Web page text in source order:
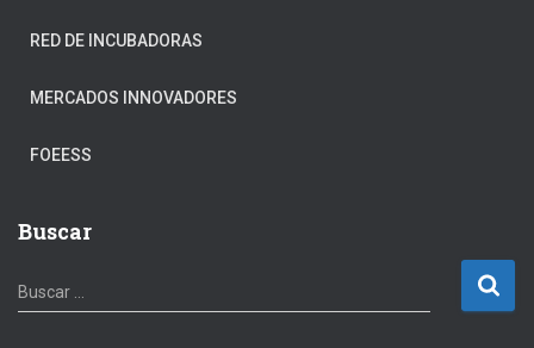
RED DE INCUBADORAS
MERCADOS INNOVADORES
FOEESS
Buscar
B
u
Buscar …